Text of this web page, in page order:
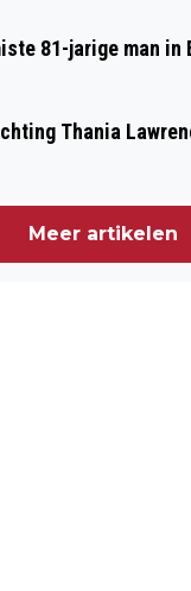
81-jarige man in
Thania
Meer artikelen